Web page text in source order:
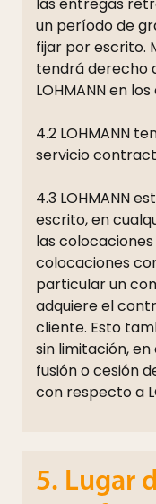
un período de
fijar por escrito.
tendrá derecho
LOHMANN en
4.2 LOHMANN
servicio
4.3 LOHMANN
escrito, en
las
colocaciones
particular un
adquiere el
cliente. Esto
sin limitación,
fusión o cesión
con respecto a
5. Lugar